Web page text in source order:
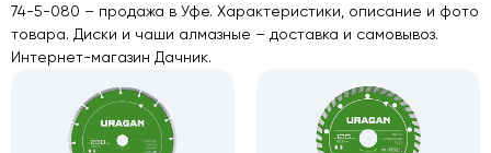
74-5-080 – продажа в Уфе. Характеристики, описание и фото
товара. Диски и чаши алмазные – доставка и самовывоз.
Интернет-магазин Дачник.